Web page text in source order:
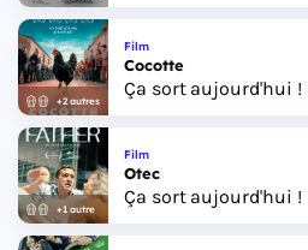
+2 autres
Film
Cocotte
Ça sort aujourd'hui !
+1 autre
Film
Otec
Ça sort aujourd'hui !